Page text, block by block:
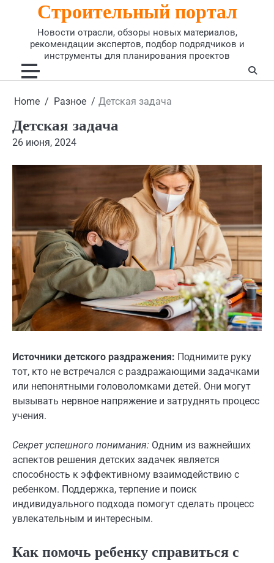
Строительный портал
Новости отрасли, обзоры новых материалов,
рекомендации экспертов, подбор подрядчиков и
инструменты для планирования проектов
Home Разное Детская задача
Детская задача
26 июня, 2024
Источники детского раздражения: Поднимите руку
тот, кто не встречался с раздражающими задачками
или непонятными головоломками детей. Они могут
вызывать нервное напряжение и затруднять процесс
учения.
Секрет успешного понимания: Одним из важнейших
аспектов решения детских задачек является
способность к эффективному взаимодействию с
ребенком. Поддержка, терпение и поиск
индивидуального подхода помогут сделать процесс
увлекательным и интересным.
Как помочь ребенку справиться с